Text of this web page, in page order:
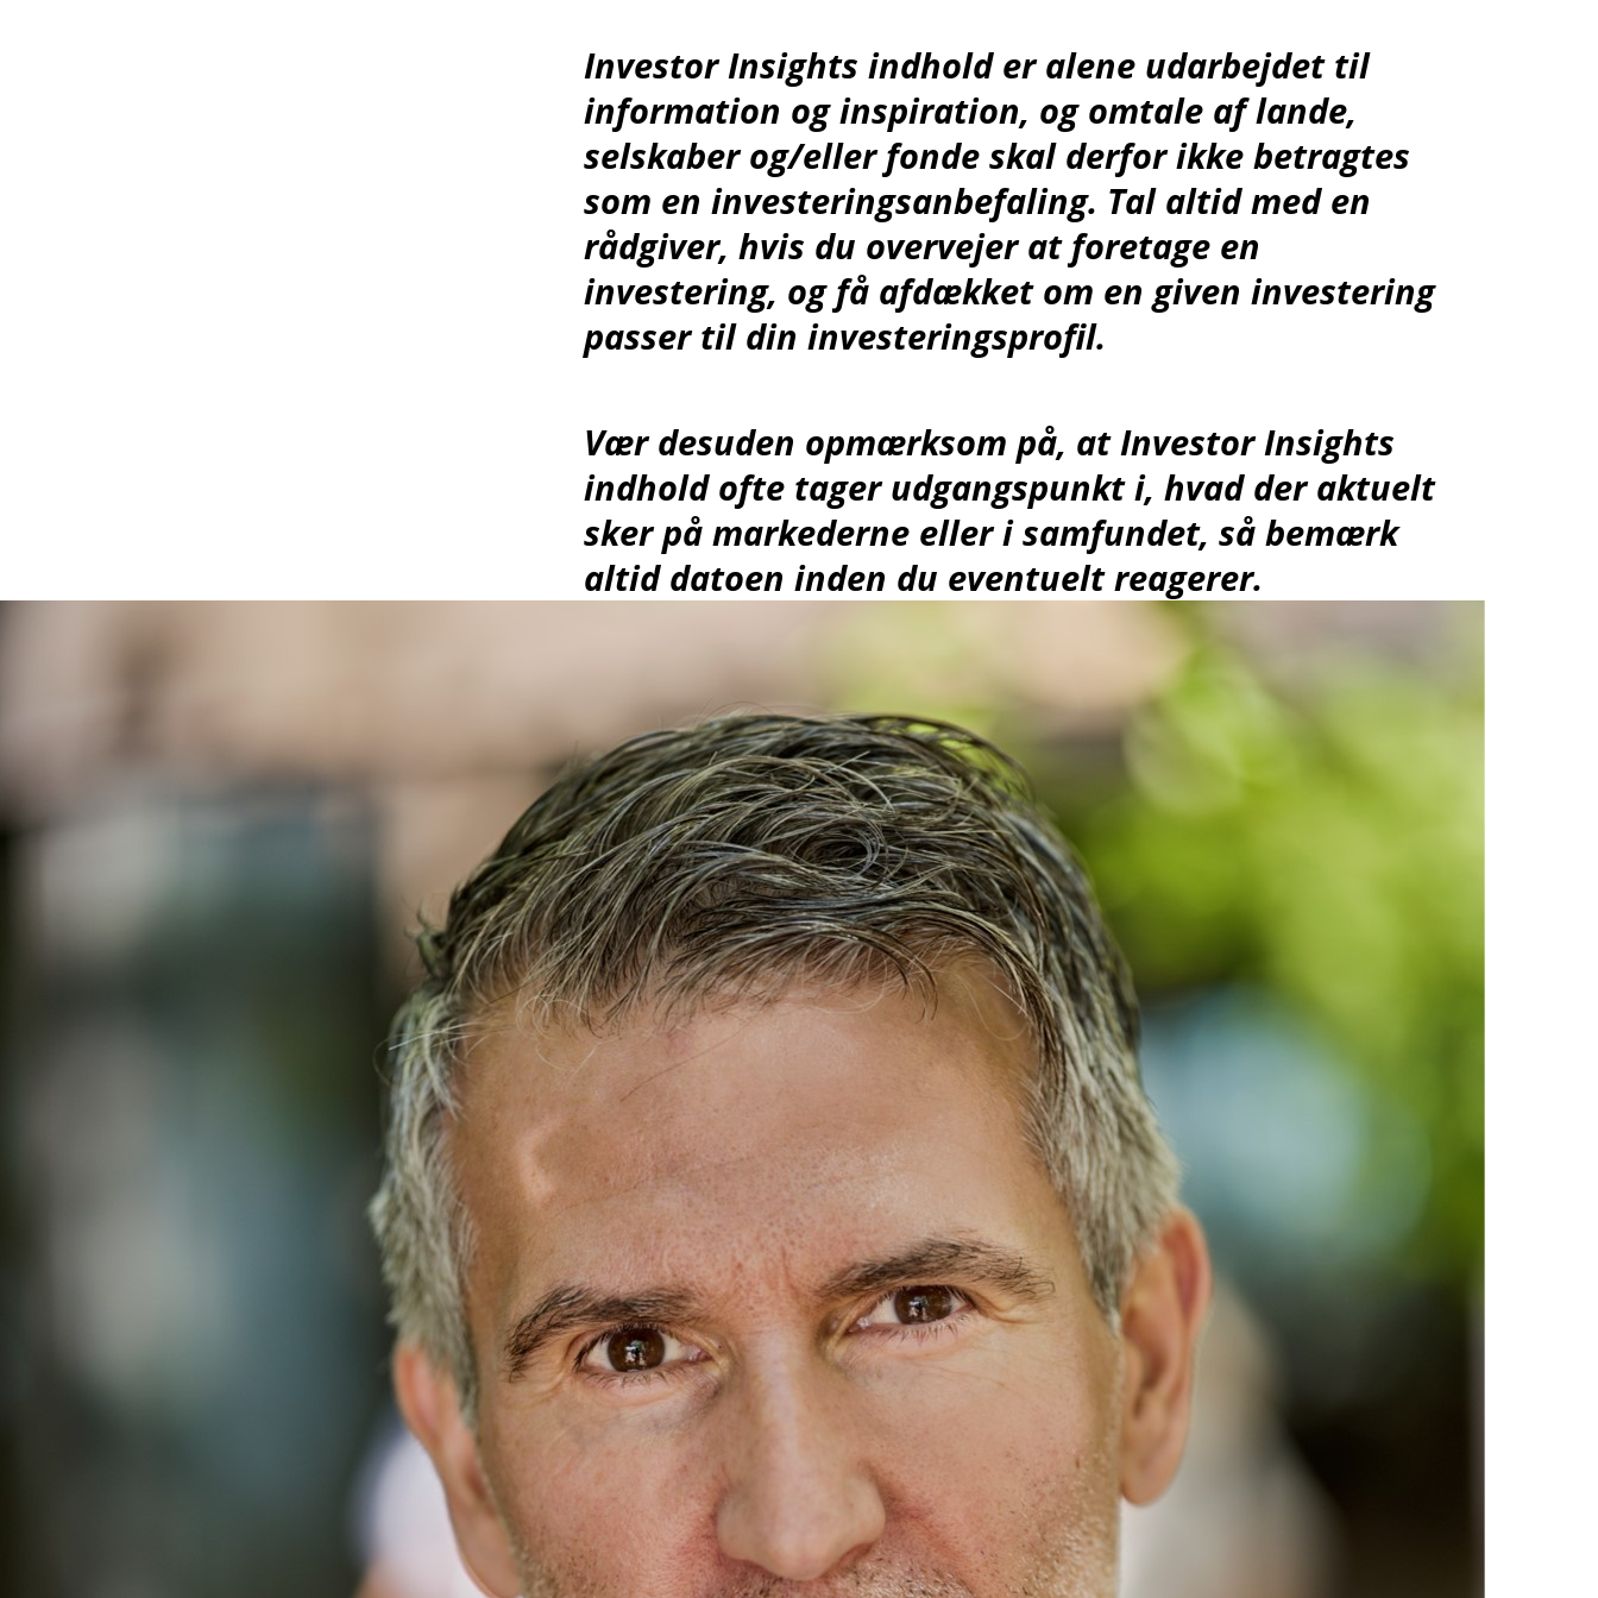
Investor Insights indhold er alene udarbejdet til
information og inspiration, og omtale af lande,
selskaber og/eller fonde skal derfor ikke betragtes
som en investeringsanbefaling. Tal altid med en
rådgiver, hvis du overvejer at foretage en
investering, og få afdækket om en given investering
passer til din investeringsprofil.
Vær desuden opmærksom på, at Investor Insights
indhold ofte tager udgangspunkt i, hvad der aktuelt
sker på markederne eller i samfundet, så bemærk
altid datoen inden du eventuelt reagerer.